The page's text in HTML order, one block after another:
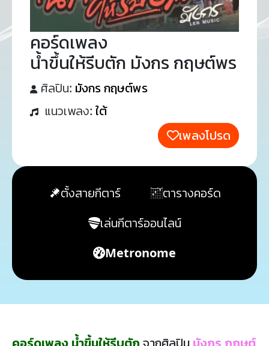
คอร์ดเพลง
น้ำขึ้นให้รีบตัก มังกร กฤษต์พร
ศิลปิน: มังกร กฤษต์พร
แนวเพลง: ใต้
เพลงโปรด
ตั้งสายกีตาร์
ตารางคอร์ด
เล่นกีตาร์ออนไลน์
Metronome
คอร์ดเพลง น้ำขึ้นให้รีบตัก จากศิลปิน มังกร กฤษต์